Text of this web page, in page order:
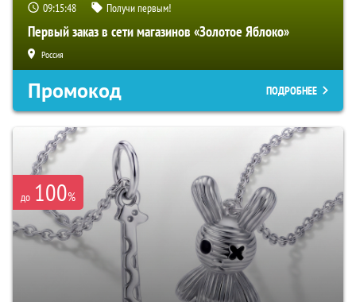
09:15:47 Получи первым!
Первый заказ в сети магазинов «Золотое Яблоко»
Россия
Промокод ПОДРОБНЕЕ
до 100%